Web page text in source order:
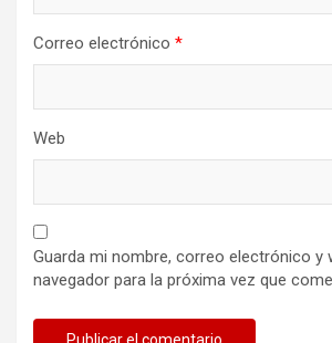
Correo electrónico *
Web
Guarda mi nombre, correo electrónico y
navegador para la próxima vez que